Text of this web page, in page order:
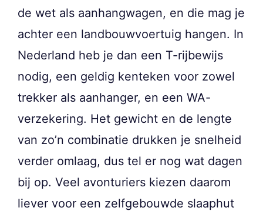
de wet als aanhangwagen, en die mag je
achter een landbouwvoertuig hangen. In
Nederland heb je dan een T-rijbewijs
nodig, een geldig kenteken voor zowel
trekker als aanhanger, en een WA-
verzekering. Het gewicht en de lengte
van zo’n combinatie drukken je snelheid
verder omlaag, dus tel er nog wat dagen
bij op. Veel avonturiers kiezen daarom
liever voor een zelfgebouwde slaaphut